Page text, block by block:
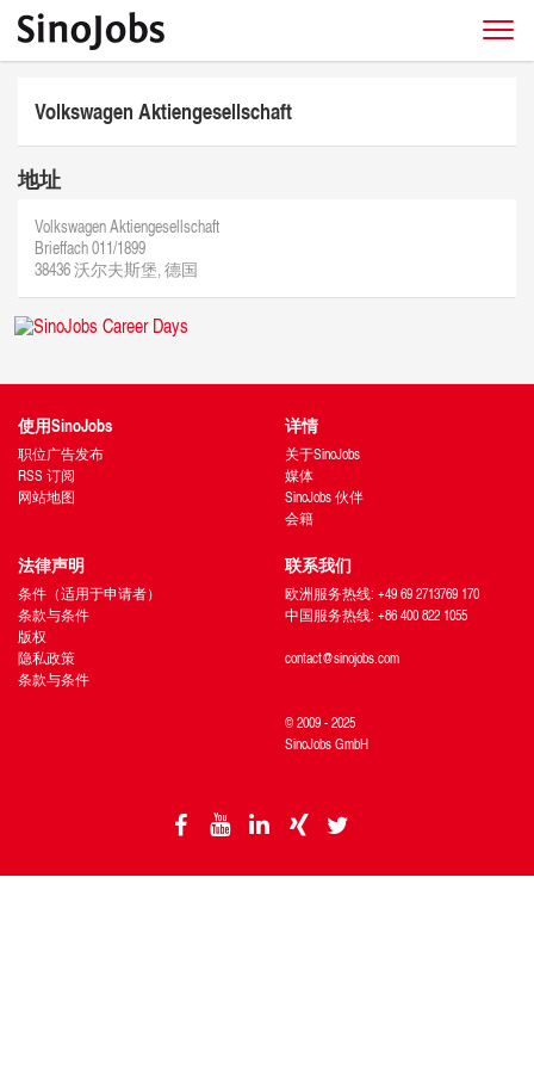
Volkswagen Aktiengesellschaft
地址
Volkswagen Aktiengesellschaft
Brieffach 011/1899
38436 沃尔夫斯堡, 德国
使用SinoJobs
职位广告发布
RSS 订阅
网站地图
详情
关于SinoJobs
媒体
SinoJobs 伙伴
会籍
法律声明
条件（适用于申请者）
条款与条件
版权
隐私政策
条款与条件
联系我们
欧洲服务热线: +49 69 2713769 170
中国服务热线: +86 400 822 1055
contact@sinojobs.com
© 2009 - 2025
SinoJobs GmbH